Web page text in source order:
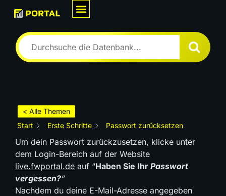
Wie können wir Dir helfen?
< Alle Themen
Start
Erste Schritte Passwort zurücksetzen
Um dein Passwort zurückzusetzen, klicke unter
dem Login-Bereich auf der Website
live.fwportal.de auf “Haben Sie Ihr Passwort
vergessen?“
Nachdem du deine E-Mail-Adresse angegeben